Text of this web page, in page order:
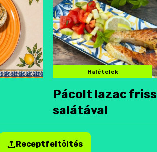
Halételek
Pácolt lazac friss
salátával
Receptfeltöltés